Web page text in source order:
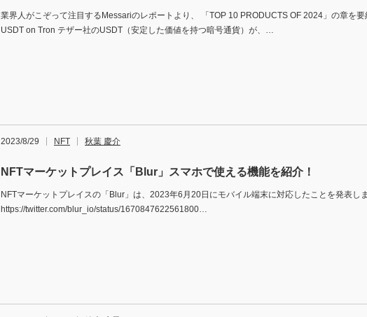
業界人がこぞって注目するMessariのレポートより、 「TOP 10 PRODUCTS OF 2024」の章を要
USDT on Tron テザー社のUSDT（安定した価値を持つ暗号通貨）が、…
2023/8/29 NFT 秋葉 慶介
NFTマーケットプレイス「Blur」スマホで使える機能を紹介！
NFTマーケットプレイスの「Blur」は、2023年6月20日にモバイル端末に対応したことを発表しま
https://twitter.com/blur_io/status/1670847622561800…